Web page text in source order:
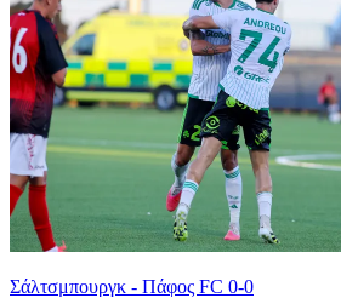
Σάλτσμπουργκ - Πάφος FC 0-0